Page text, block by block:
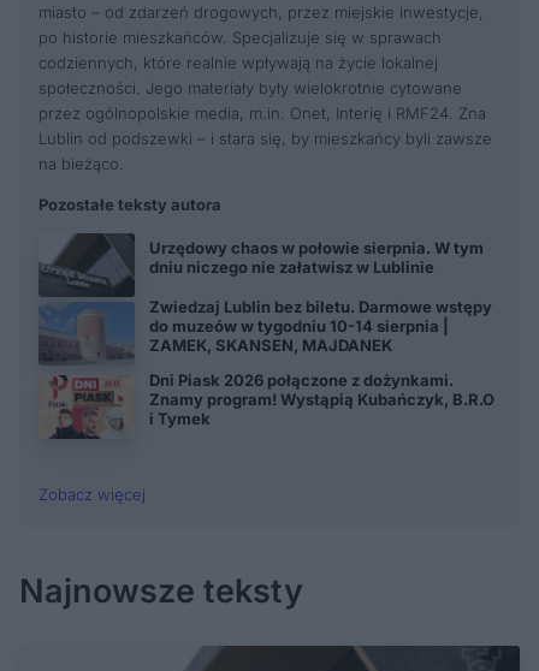
miasto – od zdarzeń drogowych, przez miejskie inwestycje,
po historie mieszkańców. Specjalizuje się w sprawach
codziennych, które realnie wpływają na życie lokalnej
społeczności. Jego materiały były wielokrotnie cytowane
przez ogólnopolskie media, m.in. Onet, Interię i RMF24. Zna
Lublin od podszewki – i stara się, by mieszkańcy byli zawsze
na bieżąco.
Pozostałe teksty autora
Urzędowy chaos w połowie sierpnia. W tym
dniu niczego nie załatwisz w Lublinie
Zwiedzaj Lublin bez biletu. Darmowe wstępy
do muzeów w tygodniu 10-14 sierpnia |
ZAMEK, SKANSEN, MAJDANEK
Dni Piask 2026 połączone z dożynkami.
Znamy program! Wystąpią Kubańczyk, B.R.O
i Tymek
Zobacz więcej
Najnowsze teksty